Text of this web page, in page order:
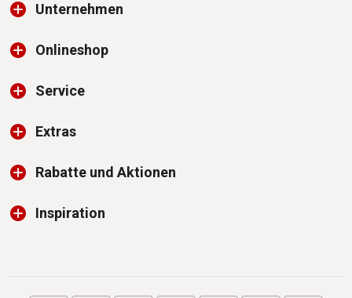
Unternehmen
Onlineshop
Service
Extras
Rabatte und Aktionen
Inspiration